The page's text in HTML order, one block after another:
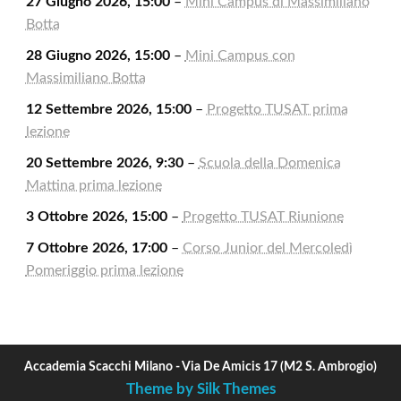
Botta
28 Giugno 2026, 15:00– Mini Campus con
Massimiliano Botta
12 Settembre 2026, 15:00– Progetto TUSAT prima
lezione
20 Settembre 2026, 9:30– Scuola della Domenica
Mattina prima lezione
3 Ottobre 2026, 15:00– Progetto TUSAT Riunione
7 Ottobre 2026, 17:00– Corso Junior del Mercoledì
Pomeriggio prima lezione
Accademia Scacchi Milano - Via De Amicis 17 (M2 S. Ambrogio)
Theme by Silk Themes